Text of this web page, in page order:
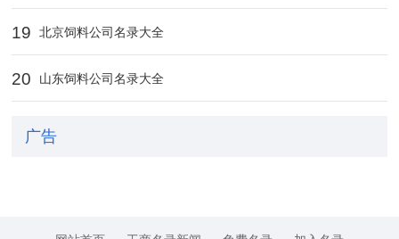
19 北京饲料公司名录大全
20 山东饲料公司名录大全
广告